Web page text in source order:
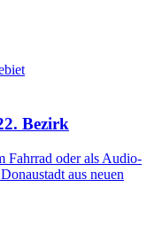
Bezirk
Fahrrad oder als Audio-
aus neuen